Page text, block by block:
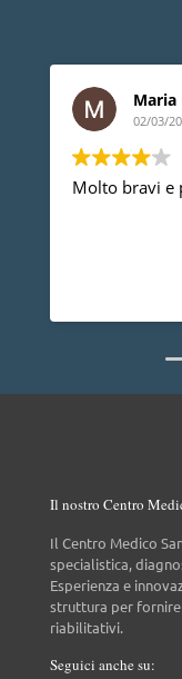
Maria
02/03/
Molto bravi e
Il nostro Centro
Il Centro Medico
specialistica,
Esperienza e
struttura per fornire
riabilitativi.
Seguici anche su: